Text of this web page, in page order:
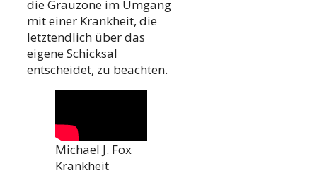
die Grauzone im Umgang
mit einer Krankheit, die
letztendlich über das
eigene Schicksal
entscheidet, zu beachten.
Michael J. Fox
Krankheit